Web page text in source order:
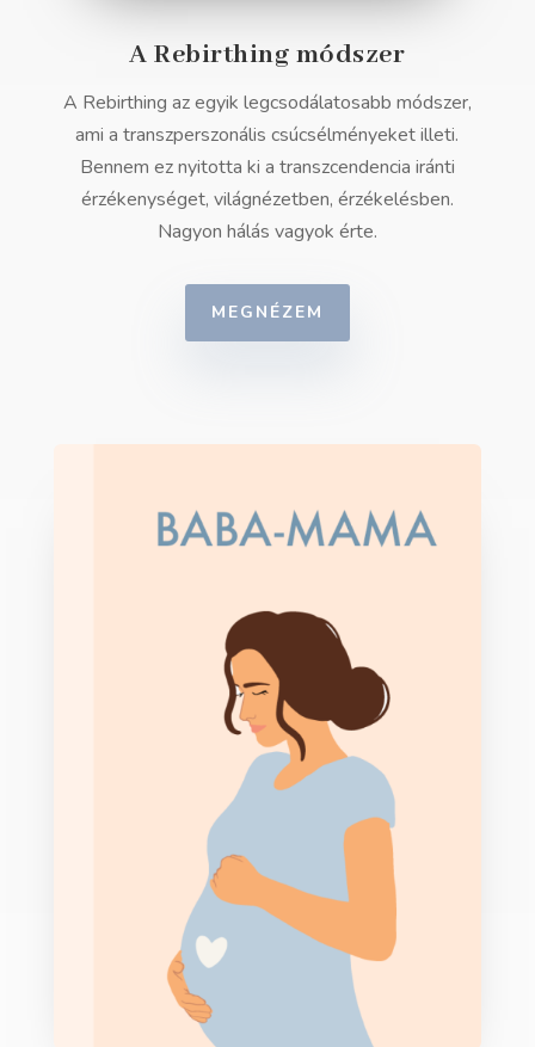
A Rebirthing módszer
A Rebirthing az egyik legcsodálatosabb módszer,
ami a transzperszonális csúcsélményeket illeti.
Bennem ez nyitotta ki a transzcendencia iránti
érzékenységet, világnézetben, érzékelésben.
Nagyon hálás vagyok érte.
MEGNÉZEM